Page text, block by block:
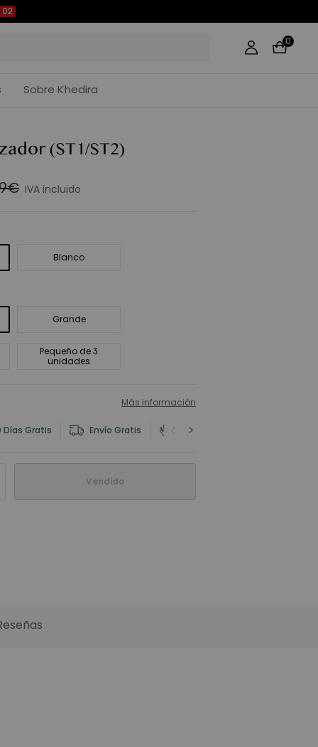
01
0
Sobre Khedira
(ST1/ST2)
IVA incluido
Blanco
Grande
Pequeño de 3
unidades
Más información
Días Gratis Envío Gratis Información del Producto y
Vendido